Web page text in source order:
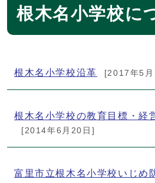
根木名小学校に
メインメニュー
根木名小学校沿革 [2017年5月
根木名小学校の教育目標・経
[2014年6月20日]
富里市立根木名小学校いじめ